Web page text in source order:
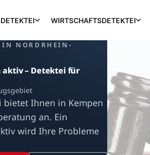
DETEKTEI WIRTSCHAFTSDETEKTEI
IN NORDRHEIN-
aktiv – Detektei für
bietet Ihnen in Kempen
an. Ein
wird Ihre Probleme